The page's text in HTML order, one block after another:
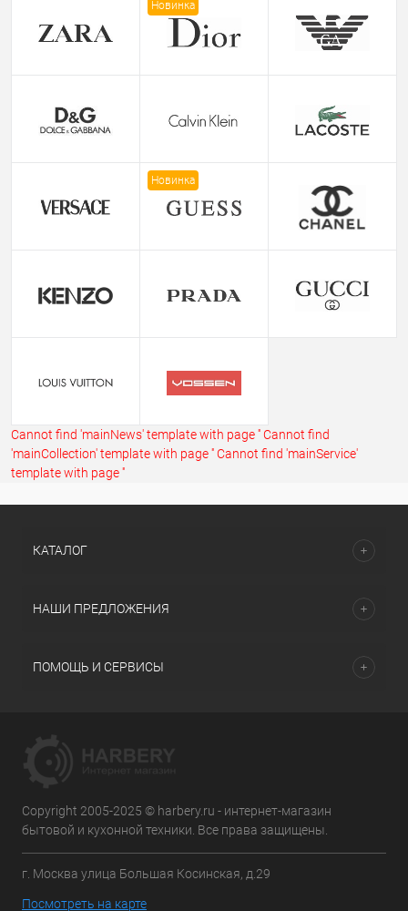
Новинка
Новинка
Cannot find 'mainNews' template with page ''Cannot find
'mainCollection' template with page ''Cannot find 'mainService'
template with page ''
КАТАЛОГ
НАШИ ПРЕДЛОЖЕНИЯ
ПОМОЩЬ И СЕРВИСЫ
Copyright 2005-2025 © harbery.ru - интернет-магазин
бытовой и кухонной техники. Все права защищены.
г. Москва улица Большая Косинская, д.29
Посмотреть на карте